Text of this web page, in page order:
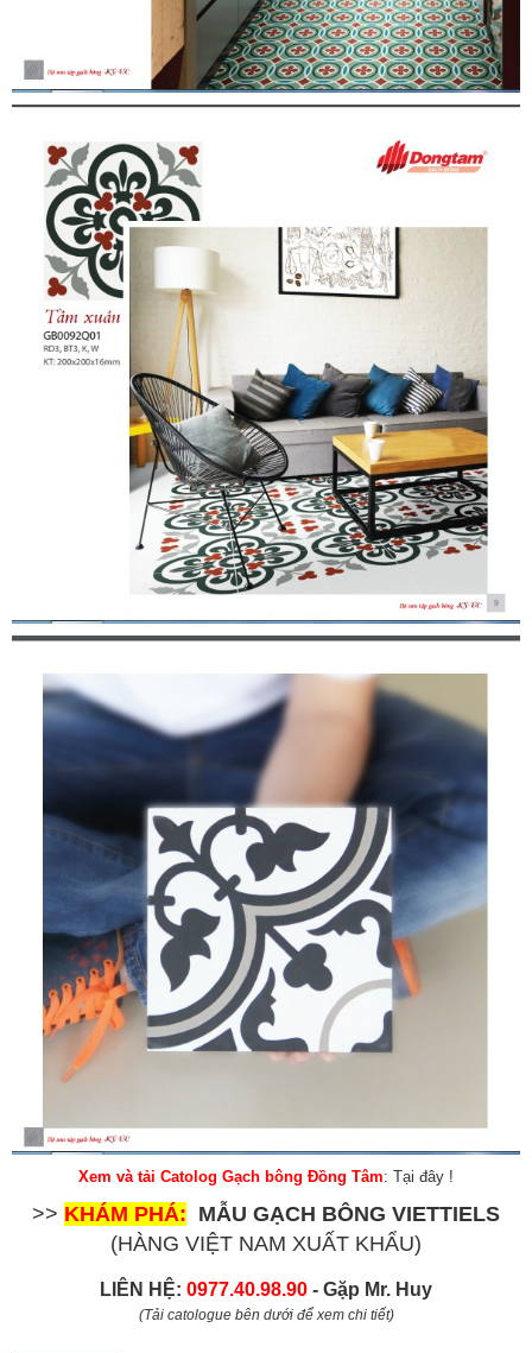
Xem và tải Catolog Gạch bông Đồng Tâm: Tại đây !
>> KHÁM PHÁ: MẪU GẠCH BÔNG VIETTIELS
(HÀNG VIỆT NAM XUẤT KHẨU)
LIÊN HỆ: 0977.40.98.90 - Gặp Mr. Huy
(Tải catologue bên dưới để xem chi tiết)